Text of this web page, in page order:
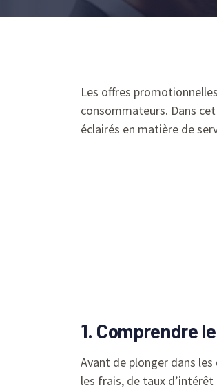
Les offres
consommateurs. Dans
éclairés en matière de
1. Comprendre
Avant de plonger dans
les frais, de taux